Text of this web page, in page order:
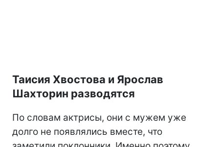
Таисия Хвостова и Ярослав
Шахторин разводятся
По словам актрисы, они с мужем уже
долго не появлялись вместе, что